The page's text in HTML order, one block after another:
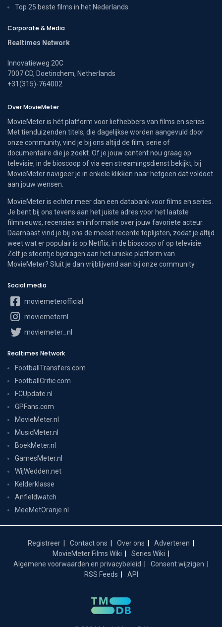
Top 25 beste films in het Nederlands
Corporate & Media
Realtimes Network
Innovatieweg 20C
7007 CD, Doetinchem, Netherlands
+31(315)-764002
Over MovieMeter
MovieMeter is hét platform voor liefhebbers van films en series.
Met tienduizenden titels, die dagelijkse worden aangevuld door
onze community, vind je bij ons altijd de film, serie of
documentaire die je zoekt. Of je jouw content nou graag op
televisie, in de bioscoop of via een streamingsdienst bekijkt, bij
MovieMeter navigeer je in enkele klikken naar hetgeen dat voldoet
aan jouw wensen.
MovieMeter is echter meer dan een databank voor films en series.
Je bent bij ons tevens aan het juiste adres voor het laatste
filmnieuws, recensies en informatie over jouw favoriete acteur.
Daarnaast vind je bij ons de meest recente toplijsten, zodat je altijd
weet wat er populair is op Netflix, in de bioscoop of op televisie.
Zelf je steentje bijdragen aan het unieke platform van
MovieMeter? Sluit je dan vrijblijvend aan bij onze community.
Social media
moviemeterofficial
moviemeternl
moviemeter_nl
Realtimes Network
FootballTransfers.com
FootballCritic.com
FCUpdate.nl
GPFans.com
MovieMeter.nl
MusicMeter.nl
BoekMeter.nl
GamesMeter.nl
WijWedden.net
Kelderklasse
Anfieldwatch
MeeMetOranje.nl
Registreer Contact ons Over ons
Adverteren
MovieMeter Films Wiki
Series Wiki
Algemene voorwaarden en privacybeleid
Consent wijzigen
RSS Feeds
API